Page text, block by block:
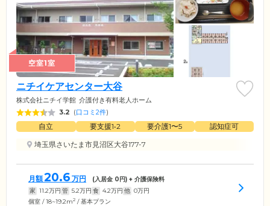
空室1室
ニチイケアセンター大谷
株式会社ニチイ学館 介護付き有料老人ホーム
3.2 (口コミ2件)
自立 要支援1•2 要介護1〜5
認知症可
埼玉県さいたま市見沼区大谷177-7
月額20.6 万円 (入居金 0円) + 介護保険料
家 11.2万円 管 5.2万円 食 4.2万円 他 0万円
個室 / 18~19.2m2 / 基本プラン